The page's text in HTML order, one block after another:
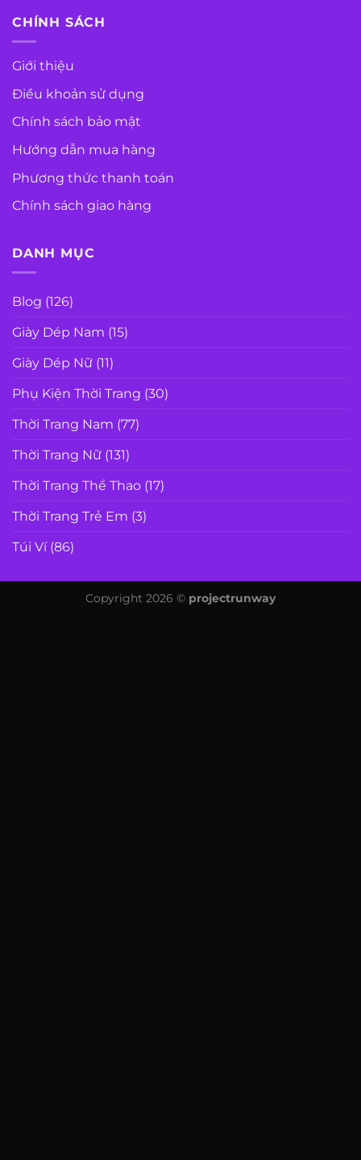
CHÍNH SÁCH
Giới thiệu
Điều khoản sử dụng
Chính sách bảo mật
Hướng dẫn mua hàng
Phương thức thanh toán
Chính sách giao hàng
DANH MỤC
Blog (126)
Giày Dép Nam (15)
Giày Dép Nữ (11)
Phụ Kiện Thời Trang (30)
Thời Trang Nam (77)
Thời Trang Nữ (131)
Thời Trang Thể Thao (17)
Thời Trang Trẻ Em (3)
Túi Ví(86)
Copyright 2026 © projectrunway